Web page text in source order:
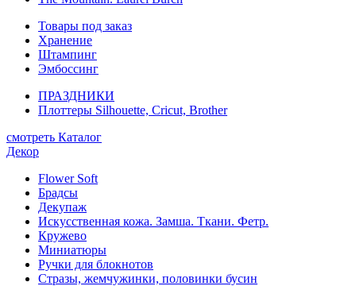
Товары под заказ
Хранение
Штампинг
Эмбоссинг
ПРАЗДНИКИ
Плоттеры Silhouette, Cricut, Brother
смотреть Каталог
Декор
Flower Soft
Брадсы
Декупаж
Искусственная кожа. Замша. Ткани. Фетр.
Кружево
Миниатюры
Ручки для блокнотов
Стразы, жемчужинки, половинки бусин